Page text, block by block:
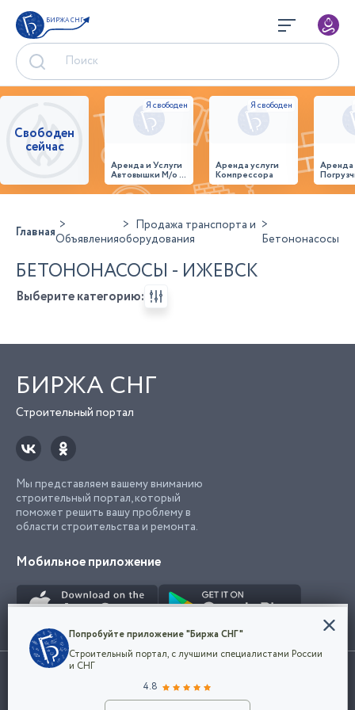
БИРЖА СНГ
Свободен
сейчас
Аренда и Услуги
Автовышки М/о г.
Домодедово
26,28,32 место
Аренда услуги
Компрессора
ГлавнаяОбъявления
Продажа транспорта и
оборудования
Бетононасосы
БЕТОНОНАСОСЫ - ИЖЕВСК
Выберите категорию:
БИРЖА СНГ
Строительный портал
Мы представляем вашему вниманию
строительный портал, который
поможет решить вашу проблему в
области строительства и ремонта.
Мобильное приложение
Использование сайта, в том числе подача объявлений, означает
марки представленные на сайте являются собственностью их
Конфиденциальность
Мы используем файлы cookie, чтобы сделать
наш сайт удобным для каждого
Политикой конфиденциальности компании
Попробуйте приложение "Биржа СНГ"
Строительный портал, с лучшими специалистами России
и СНГ
4.8